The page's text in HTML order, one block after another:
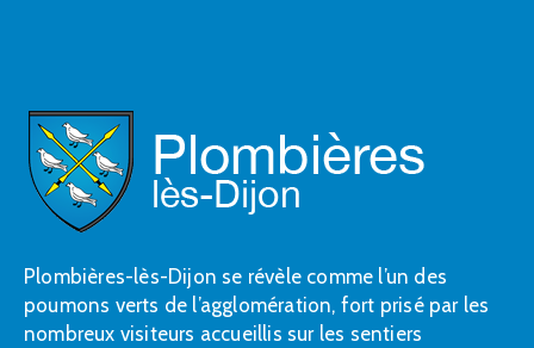
Plombières-lès-Dijon se révèle comme l’un des
poumons verts de l’agglomération, fort prisé par les
nombreux visiteurs accueillis sur les sentiers